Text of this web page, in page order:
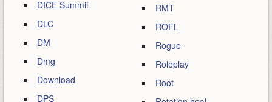
DICE Summit
DLC
DM
Dmg
Download
DPS
RMT
ROFL
Rogue
Roleplay
Root